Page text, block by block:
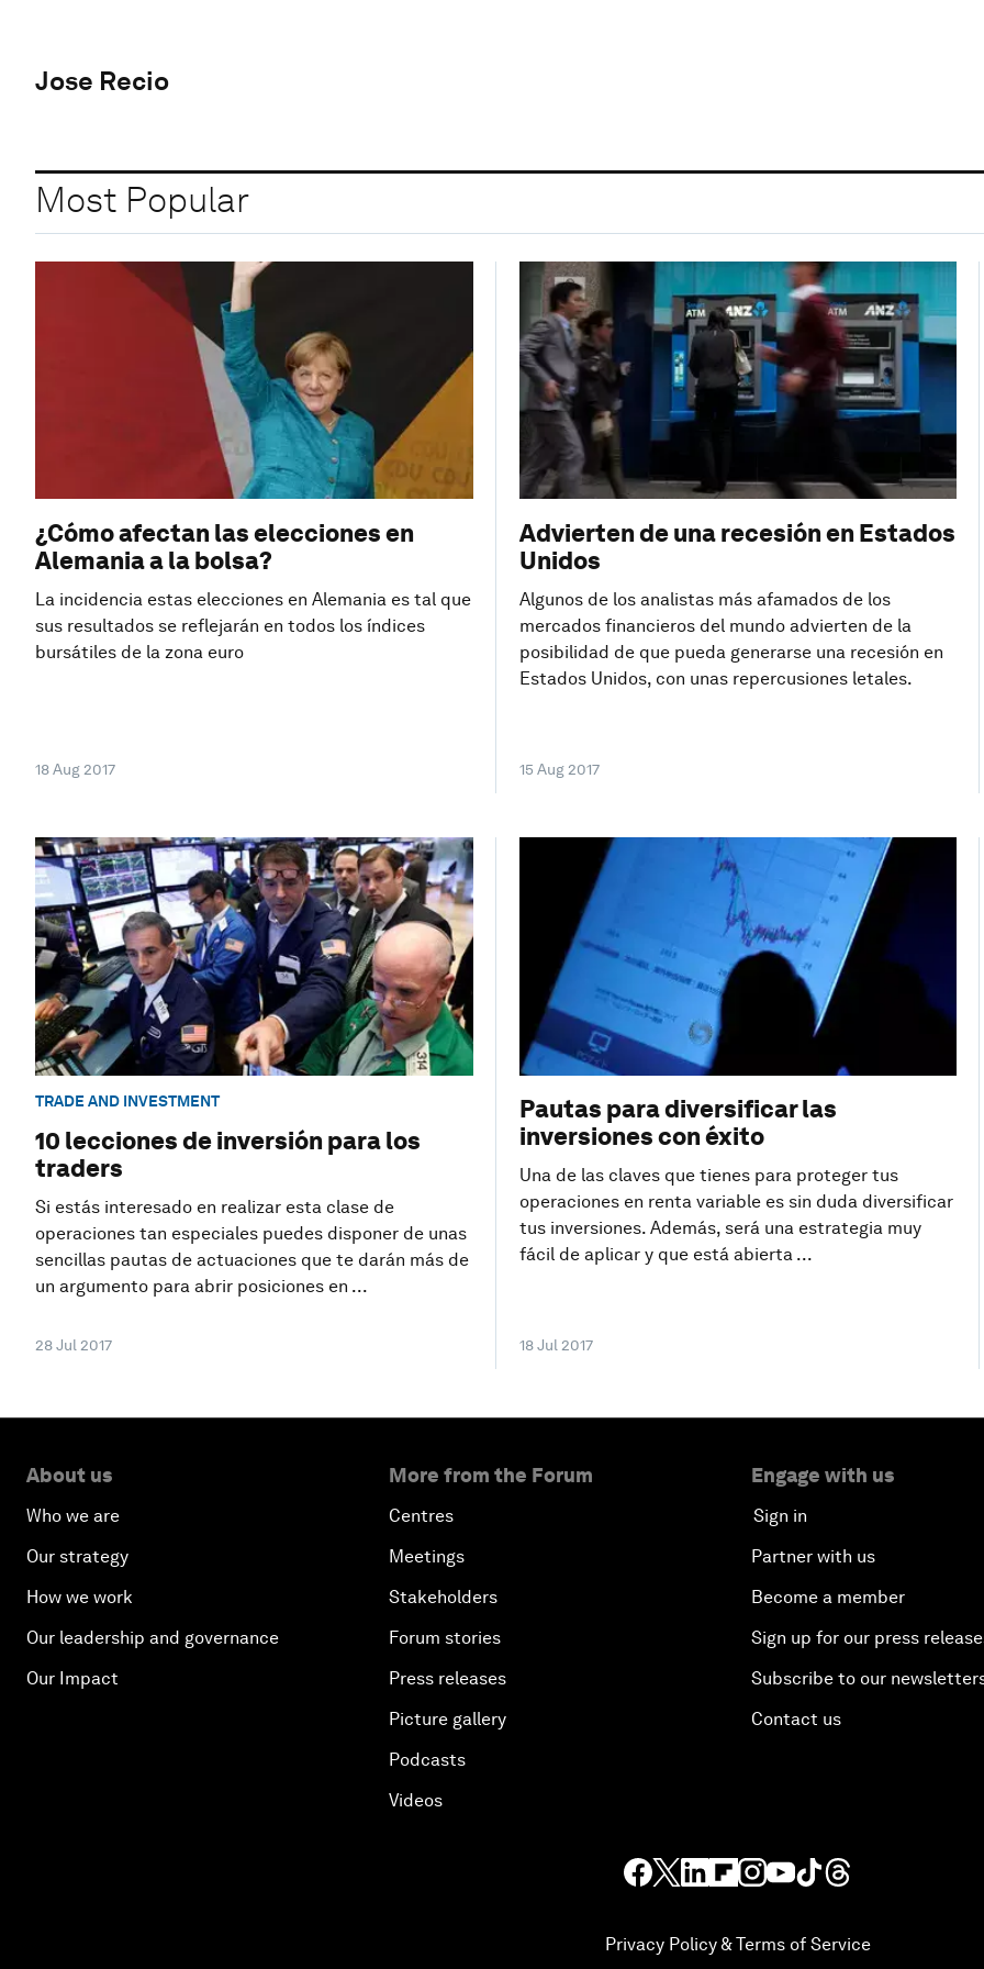
Jose Recio
Most Popular
¿Cómo afectan las elecciones en
Alemania a la bolsa?
La incidencia estas elecciones en Alemania es tal que
sus resultados se reflejarán en todos los índices
bursátiles de la zona euro
18 Aug 2017
Advierten de una recesión en Estados
Unidos
Algunos de los analistas más afamados de los
mercados financieros del mundo advierten de la
posibilidad de que pueda generarse una recesión en
Estados Unidos, con unas repercusiones letales.
15 Aug 2017
TRADE AND INVESTMENT
10 lecciones de inversión para los
traders
Si estás interesado en realizar esta clase de
operaciones tan especiales puedes disponer de unas
sencillas pautas de actuaciones que te darán más de
un argumento para abrir posiciones en ...
28 Jul 2017
Pautas para diversificar las
inversiones con éxito
Una de las claves que tienes para proteger tus
operaciones en renta variable es sin duda diversificar
tus inversiones. Además, será una estrategia muy
fácil de aplicar y que está abierta ...
18 Jul 2017
About us
Who we are
Our strategy
How we work
Our leadership and governance
Our Impact
More from the Forum
Centres
Meetings
Stakeholders
Forum stories
Press releases
Picture gallery
Podcasts
Videos
Engage with us
Sign in
Partner with us
Become a member
Sign up for our press
Subscribe to our
Contact us
Privacy Policy & Terms of Service